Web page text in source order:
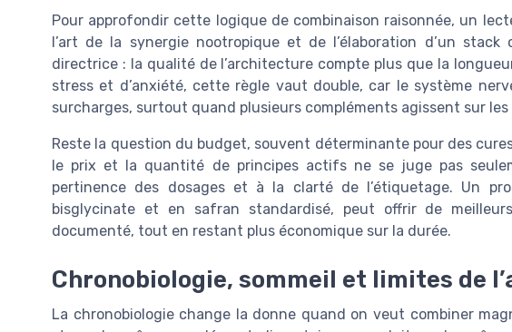
Pour approfondir cette logique de combinaison raisonnée, un
l’art de la synergie nootropique et de l’élaboration d’un
directrice : la qualité de l’architecture compte plus que la
stress et d’anxiété, cette règle vaut double, car le système
surcharges, surtout quand plusieurs compléments agissent sur
Reste la question du budget, souvent déterminante pour des
le prix et la quantité de principes actifs ne se juge pas
pertinence des dosages et à la clarté de l’étiquetage. Un
bisglycinate et en safran standardisé, peut offrir de
documenté, tout en restant plus économique sur la durée.
Chronobiologie, sommeil et limites de
La chronobiologie change la donne quand on veut combiner